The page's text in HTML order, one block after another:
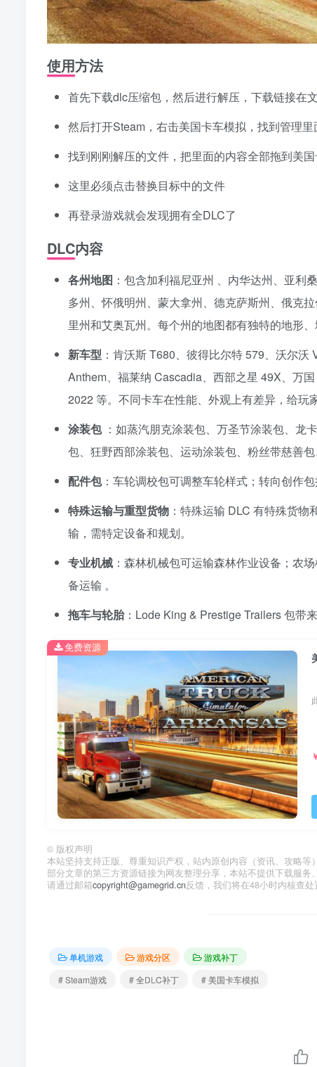
使用方法
首先下载dlc压缩包，然后进行解压，下载链接在
然后打开Steam，右击美国卡车模拟，找到管理
找到刚刚解压的文件，把里面的内容全部拖到美
这里必须点击替换目标中的文件
再登录游戏就会发现拥有全DLC了
DLC内容
各州地图 ：包含加利福尼亚州 、内华达州、亚利
多州、怀俄明州、蒙大拿州、德克萨斯州、俄克
里州和艾奥瓦州。每个州的地图都有独特的地形
新车型 ：肯沃斯 T680、彼得比尔特 579、沃尔
Anthem、福莱纳 Cascadia、西部之星 49X、万
2022 等。不同卡车在性能、外观上有差异，给玩
涂装包：如蒸汽朋克涂装包、万圣节涂装包、龙
包、狂野西部涂装包、运动涂装包、粉丝带慈善
配件包：车轮调校包可调整车轮样式；转向创作
特殊运输与重型货物 ：特殊运输 DLC 有特殊货
输，需特定设备和规划。
专业机械 ：森林机械包可运输森林作业设备；农
备运输 。
拖车与轮胎：Lode King & Prestige Trailers 包带
免费资源
© 版权声明
本站坚持支持正版、尊重知识产权，站内原创内容（资讯、攻略等
部分文章的第三方资源链接为网友整理分享，本站不提供下载服
请通过邮箱copyright@gamegrid.cn反馈，我们将在48小时内核查处
单机游戏 游戏分区
游戏补丁
# Steam游戏
# 全DLC补丁 # 美国卡车模拟